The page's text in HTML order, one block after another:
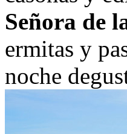
Señora de
ermitas y
noche